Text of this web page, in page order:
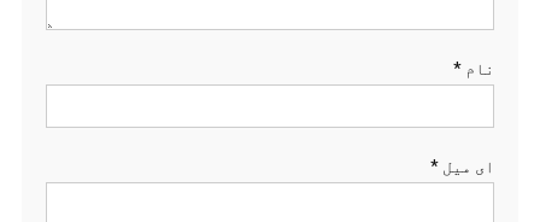
نام *
ای میل *